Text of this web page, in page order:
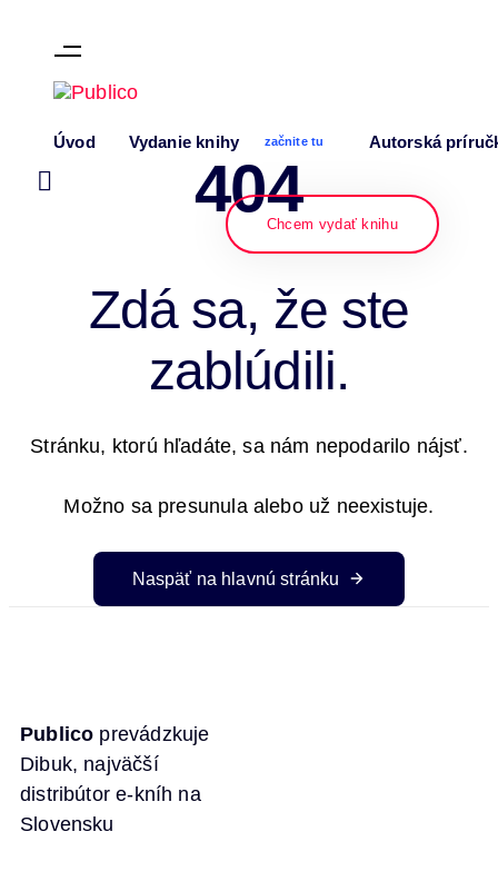
Úvod Vydanie knihy začnite tu Autorská
Chcem vydať knihu
404
Zdá sa, že ste
zablúdili.
Stránku, ktorú hľadáte, sa nám nepodarilo nájsť.
Možno sa presunula alebo už neexistuje.
Naspäť na hlavnú stránku
Publico prevádzkuje
Dibuk, najväčší
distribútor e-kníh na
Slovensku